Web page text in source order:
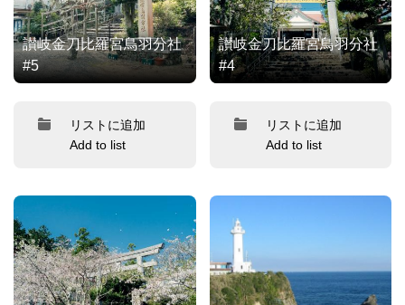
讃岐金刀比羅宮鳥羽分社
#5
リストに追加
Add to list
讃岐金刀比羅宮鳥羽分社
#4
リストに追加
Add to list